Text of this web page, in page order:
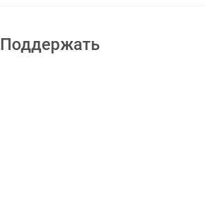
Поддержать